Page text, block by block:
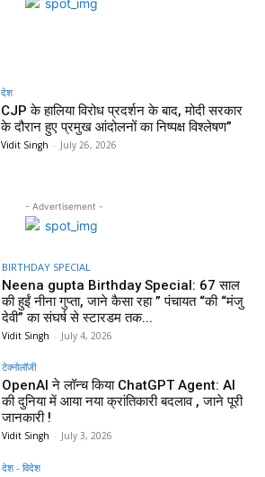
देश
CJP के हालिया विरोध प्रदर्शन के बाद, मोदी सरकार
के दौरान हुए प्रमुख आंदोलनों का निष्पक्ष विश्लेषण”
Vidit Singh - July 26, 2026
- Advertisement -
BIRTHDAY SPECIAL
Neena gupta Birthday Special: 67 साल
की हुईं नीना गुप्ता, जाने कैसा रहा ” पंचायत “की “मंजु
देवी” का संघर्ष से स्टारडम तक...
Vidit Singh - July 4, 2026
टेक्नोलॉजी
OpenAI ने लॉन्च किया ChatGPT Agent: AI
की दुनिया में आया नया क्रांतिकारी बदलाव , जाने पूरी
जानकारी !
Vidit Singh - July 3, 2026
देश - विदेश